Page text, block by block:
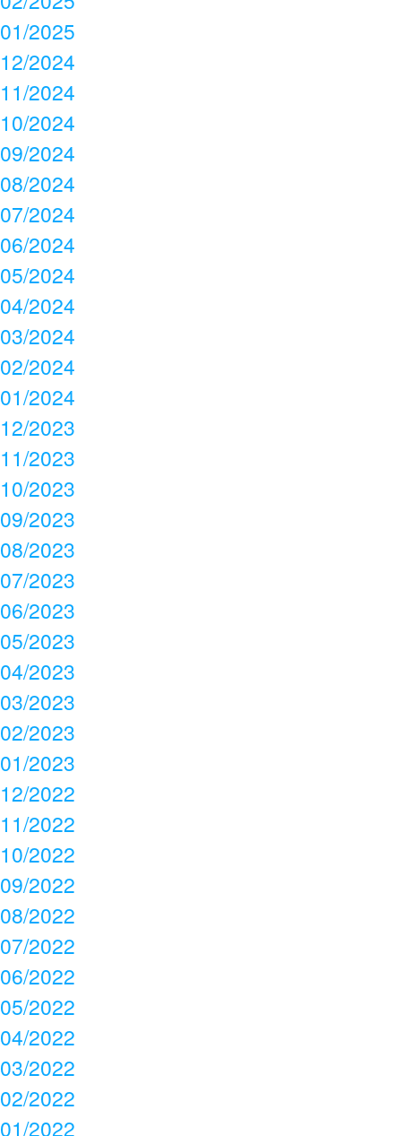
01/2025
12/2024
11/2024
10/2024
09/2024
08/2024
07/2024
06/2024
05/2024
04/2024
03/2024
02/2024
01/2024
12/2023
11/2023
10/2023
09/2023
08/2023
07/2023
06/2023
05/2023
04/2023
03/2023
02/2023
01/2023
12/2022
11/2022
10/2022
09/2022
08/2022
07/2022
06/2022
05/2022
04/2022
03/2022
02/2022
01/2022